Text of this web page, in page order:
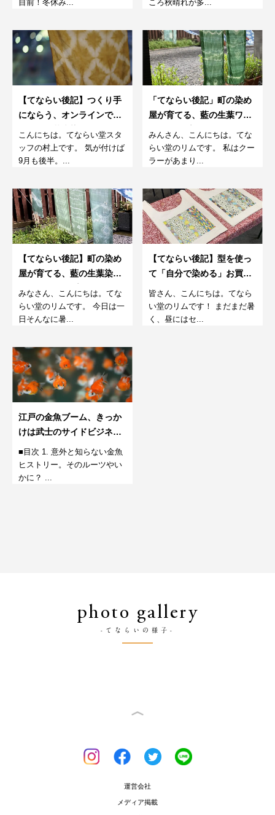
目前！冬休み...
ころ秋晴れが多...
【てならい後記】つくり手
にならう、オンラインでは
じめての草木染め
こんにちは。てならい堂スタ
ッフの村上です。 気が付けば
9月も後半。...
「てならい後記」町の染め
屋が育てる、藍の生葉ワー
クショップ。9月
みんさん、こんにちは。てな
らい堂のリムです。 私はクー
ラーがあまり...
【てならい後記】町の染め
屋が育てる、藍の生葉染め
ワークショップ。8月
みなさん、こんにちは。てな
らい堂のリムです。 今日は一
日そんなに暑...
【てならい後記】型を使っ
て「自分で染める」お買い
物袋。8月
皆さん、こんにちは。てなら
い堂のリムです！ まだまだ暑
く、昼にはセ...
江戸の金魚ブーム、きっか
けは武士のサイドビジネ
ス?！
■目次 1. 意外と知らない金魚
ヒストリー。そのルーツやい
かに？ ...
photo gallery
-てならいの様子-
運営会社
メディア掲載